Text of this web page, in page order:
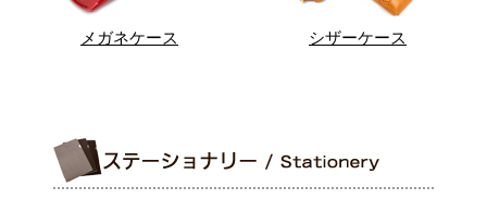
メガネケース シザーケース